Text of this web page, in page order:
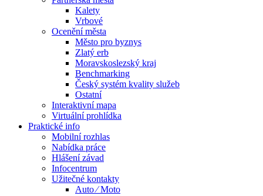
Kalety
Vrbové
Ocenění města
Město pro byznys
Zlatý erb
Moravskoslezský kraj
Benchmarking
Český systém kvality služeb
Ostatní
Interaktivní mapa
Virtuální prohlídka
Praktické info
Mobilní rozhlas
Nabídka práce
Hlášení závad
Infocentrum
Užitečné kontakty
Auto ⁄ Moto